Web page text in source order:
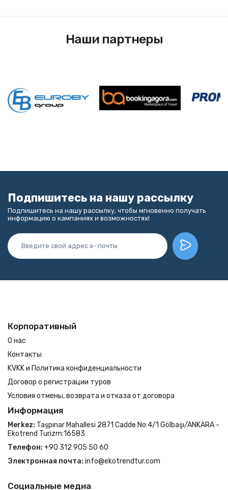
Наши партнеры
Подпишитесь на нашу рассылку
Подпишитесь на нашу рассылку, чтобы мгновенно получать
информацию о кампаниях и возможностях!
Корпоративный
О нас
Контакты
KVKK и Политика конфиденциальности
Договор о регистрации туров
Условия отмены, возврата и отказа от договора
Информация
Merkez: Taşpınar Mahallesi 2871 Cadde No:4/1 Gölbaşı/ANKARA -
Ekotrend Turizm:16583
Телефон: +90 312 905 50 60
Электронная почта: info@ekotrendtur.com
Социальные медиа